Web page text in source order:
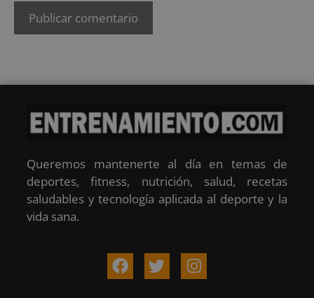
Queremos mantenerte al día en temas de
deportes, fitness, nutrición, salud, recetas
saludables y tecnología aplicada al deporte y la
vida sana.